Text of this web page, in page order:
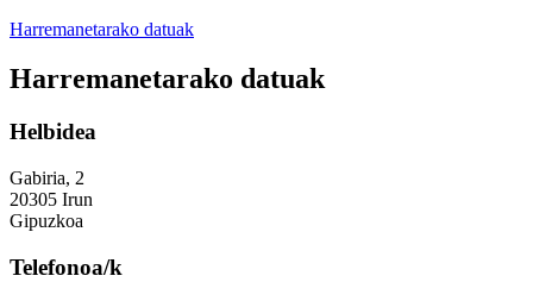
Harremanetarako datuak
Harremanetarako datuak
Helbidea
Gabiria, 2
20305 Irun
Gipuzkoa
Telefonoa/k